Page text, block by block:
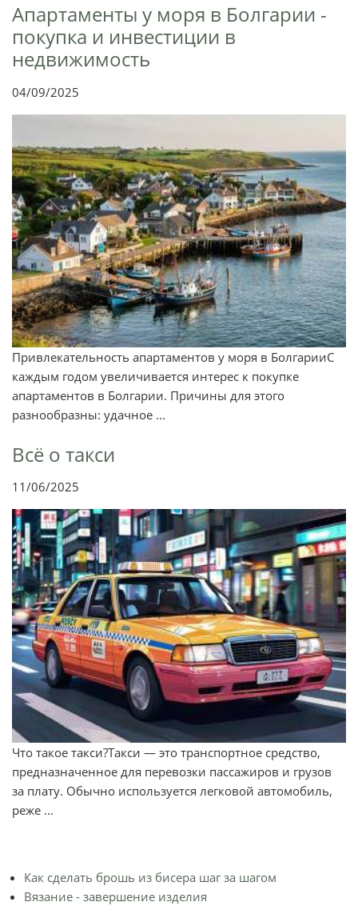
Апартаменты у моря в Болгарии -
покупка и инвестиции в
недвижимость
04/09/2025
Привлекательность апартаментов у моря в БолгарииС
каждым годом увеличивается интерес к покупке
апартаментов в Болгарии. Причины для этого
разнообразны: удачное ...
Всё о такси
11/06/2025
Что такое такси?Такси — это транспортное средство,
предназначенное для перевозки пассажиров и грузов
за плату. Обычно используется легковой автомобиль,
реже ...
Как сделать брошь из бисера шаг за шагом
Вязание - завершение изделия